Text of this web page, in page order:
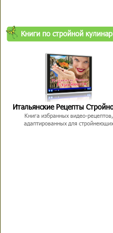
Книги по стройной
Итальянские Рецепты
Книга избранных видео-рецептов,
адаптированных для стройнеющих